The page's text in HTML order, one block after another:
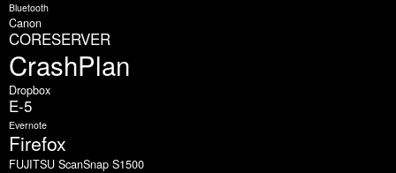
Bluetooth
Canon
CORESERVER
CrashPlan
Dropbox
E-5
Evernote
Firefox
FUJITSU ScanSnap S1500